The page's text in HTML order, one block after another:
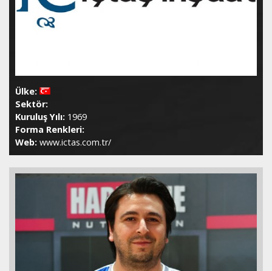
Ülke:
Sektör:
Kuruluş Yılı: 1969
Forma Renkleri:
Web: www.ictas.com.tr/